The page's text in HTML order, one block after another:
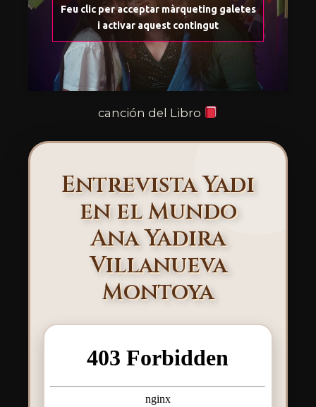
Feu clic per acceptar màrqueting galetes
i activar aquest contingut
canción del Libro
Entrevista Yadi
en el Mundo
Ana Yadira
Villanueva
Montoya